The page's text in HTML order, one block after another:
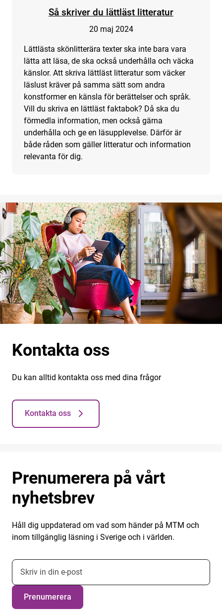
Så skriver du lättläst litteratur
20 maj 2024
Lättlästa skönlitterära texter ska inte bara vara
lätta att läsa, de ska också underhålla och väcka
känslor. Att skriva lättläst litteratur som väcker
läslust kräver på samma sätt som andra
konstformer en känsla för berättelser och språk.
Vill du skriva en lättläst faktabok? Då ska du
förmedla information, men också gärna
underhålla och ge en läsupplevelse. Därför är
både råden som gäller litteratur och information
relevanta för dig.
Kontakta oss
Du kan alltid kontakta oss med dina frågor
Kontakta oss
Prenumerera på vårt
nyhetsbrev
Håll dig uppdaterad om vad som händer på MTM och
inom tillgänglig läsning i Sverige och i världen.
E-postadress nyhetsbrevsprenumeration
Prenumerera